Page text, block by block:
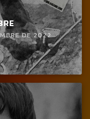
DE 2022